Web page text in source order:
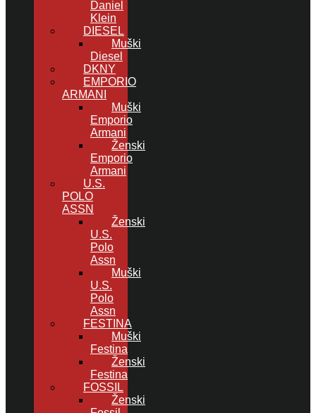
Daniel
Klein
DIESEL
Muški
Diesel
DKNY
EMPORIO
ARMANI
Muški
Emporio
Armani
Ženski
Emporio
Armani
U.S.
POLO
ASSN
Ženski
U.S.
Polo
Assn
Muški
U.S.
Polo
Assn
FESTINA
Muški
Festina
Ženski
Festina
FOSSIL
Ženski